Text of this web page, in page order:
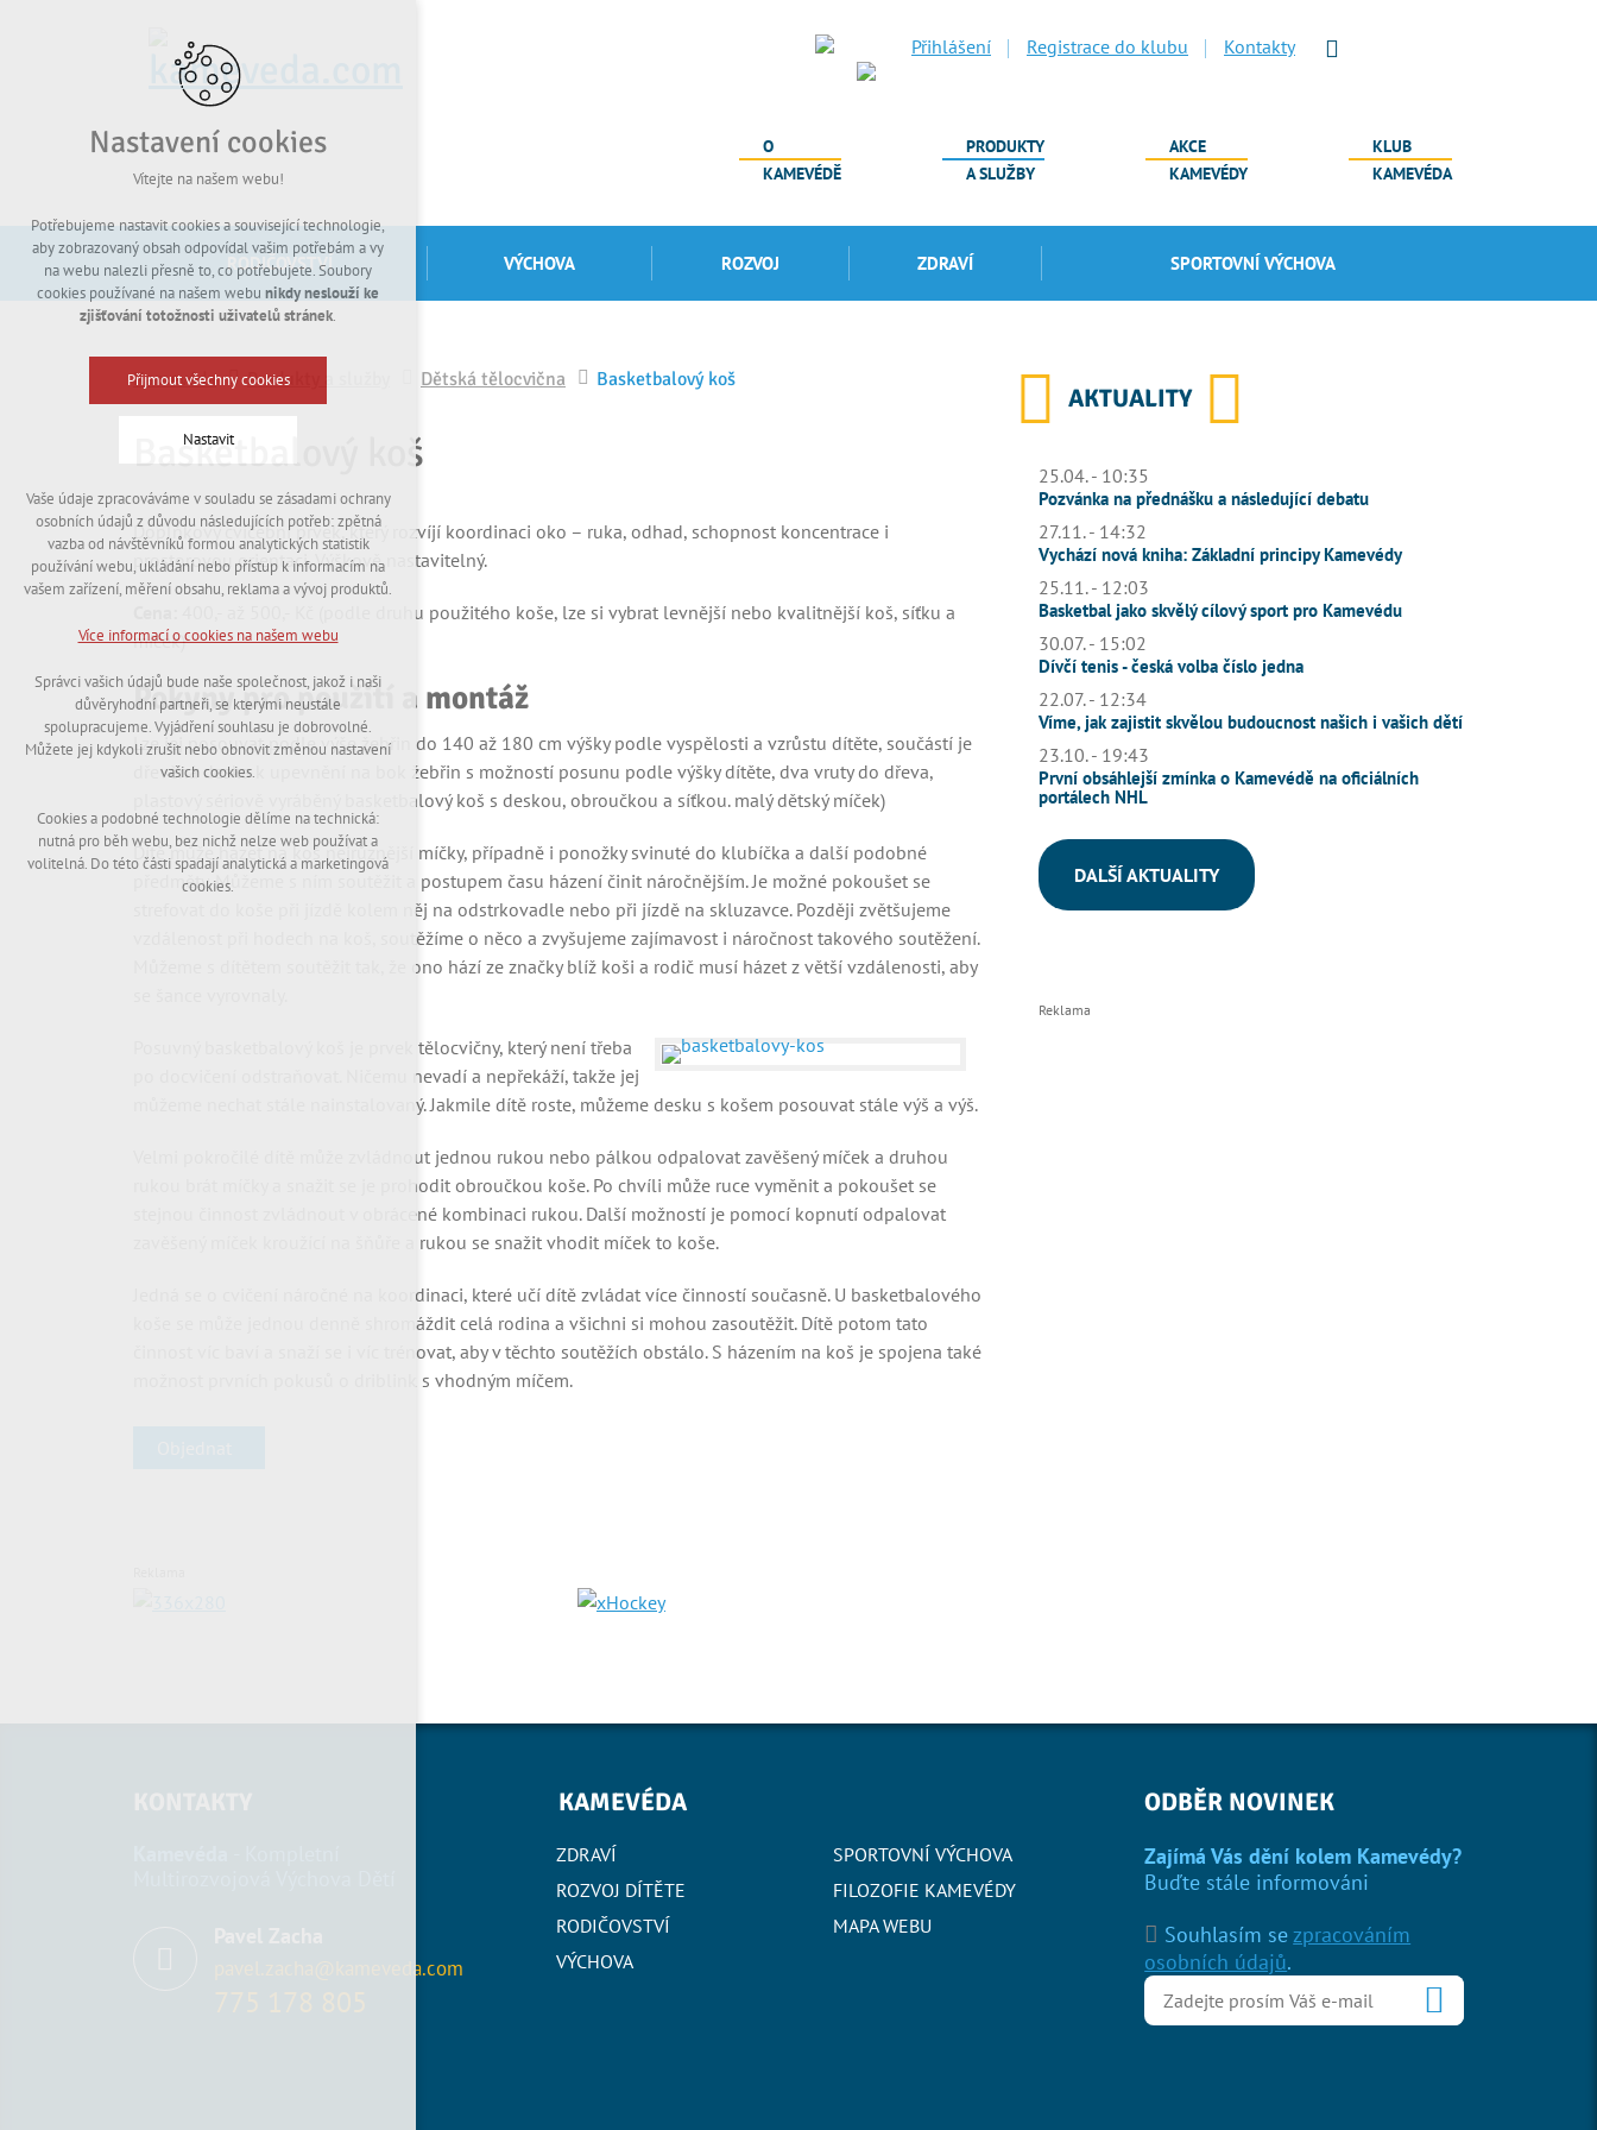
Přihlášení Registrace do klubu Kontakty
O
KAMEVÉDĚ
PRODUKTY
A SLUŽBY
AKCE
KAMEVÉDY
KLUB
KAMEVÉDA
RODIČOVSTVÍ VÝCHOVA ROZVOJ ZDRAVÍ SPORTOVNÍ VÝCHOVA
Kamevéda Produkty a služby Dětská tělocvična Basketbalový koš
Basketbalový koš
Doplňkový cvičební prvek, který rozvíjí koordinaci oko – ruka, odhad, schopnost koncentrace i
prostorovou orientaci. Výškově nastavitelný.
400,- až 500,- Kč (podle druhu použitého koše, lze si vybrat levnější nebo kvalitnější koš, síťku a
míček)
Pokyny pro použití a montáž
Lze jej posouvat podle výše žebřin do 140 až 180 cm výšky podle vyspělosti a vzrůstu dítěte, součástí je
dřevěná deska k upevnění na bok žebřin s možností posunu podle výšky dítěte, dva vruty do dřeva,
plastový sériově vyráběný basketbalový koš s deskou, obroučkou a síťkou. malý dětský míček)
Dítě může házet na koš nejrůznější míčky, případně i ponožky svinuté do klubíčka a další podobné
předměty. Můžeme s ním soutěžit a postupem času házení činit náročnějším. Je možné pokoušet se
strefovat do koše při jízdě kolem něj na odstrkovadle nebo při jízdě na skluzavce. Později zvětšujeme
vzdálenost při hodech na koš, soutěžíme o něco a zvyšujeme zajímavost i náročnost takového soutěžení.
Můžeme s dítětem soutěžit tak, že ono hází ze značky blíž koši a rodič musí házet z větší vzdálenosti, aby
Posuvný basketbalový koš je prvek tělocvičny, který není třeba
po docvičení odstraňovat. Ničemu nevadí a nepřekáží, takže jej
můžeme nechat stále nainstalovaný. Jakmile dítě roste, můžeme desku s košem posouvat stále výš a výš.
Velmi pokročilé dítě může zvládnout jednou rukou nebo pálkou odpalovat zavěšený míček a druhou
rukou brát míčky a snažit se je prohodit obroučkou koše. Po chvíli může ruce vyměnit a pokoušet se
stejnou činnost zvládnout v obrácené kombinaci rukou. Další možností je pomocí kopnutí odpalovat
zavěšený míček kroužící na šňůře a rukou se snažit vhodit míček to koše.
Jedná se o cvičení náročné na koordinaci, které učí dítě zvládat více činností současně. U basketbalového
koše se může jednou denně shromáždit celá rodina a všichni si mohou zasoutěžit. Dítě potom tato
činnost víc baví a snaží se i víc trénovat, aby v těchto soutěžích obstálo. S házením na koš je spojena také
možnost prvních pokusů o driblink s vhodným míčem.
AKTUALITY
25.04. - 10:35
Pozvánka na přednášku a následující debatu
27.11. - 14:32
Vychází nová kniha: Základní principy Kamevédy
25.11. - 12:03
Basketbal jako skvělý cílový sport pro Kamevédu
30.07. - 15:02
Dívčí tenis - česká volba číslo jedna
22.07. - 12:34
Víme, jak zajistit skvělou budoucnost našich i vašich dětí
23.10. - 19:43
První obsáhlejší zmínka o Kamevédě na oficiálních
portálech NHL
DALŠÍ AKTUALITY
Reklama
pavel.zacha@kameveda.com
KAMEVÉDA
ZDRAVÍ
SPORTOVNÍ VÝCHOVA
ROZVOJ DÍTĚTE
FILOZOFIE KAMEVÉDY
RODIČOVSTVÍ
MAPA WEBU
VÝCHOVA
ODBĚR NOVINEK
Zajímá Vás dění kolem Kamevédy?
Buďte stále informováni
Souhlasím sezpracováním
osobních údajů.
Nastavení cookies
Vítejte na našem webu!
Potřebujeme nastavit cookies a související technologie,
aby zobrazovaný obsah odpovídal vašim potřebám a vy
na webu nalezli přesně to, co potřebujete. Soubory
cookies používané na našem webu nikdy neslouží ke
zjišťování totožnosti uživatelů stránek.
Přijmout všechny cookies
Nastavit
Technická cookies
nutná pro provozování webu
udržení kontextu stránek (session): případná
přihlášení, volby jazyka, apod.
Volitelná cookies
analytická pro anonymizované vyhodnocení
návštěvnosti
marketingová cookies (Google,Hotjar)
Více informací o cookies na našem webu
Přijmout všechny cookies
Odmítnout vše
Vaše údaje zpracováváme v souladu se zásadami ochrany
osobních údajů z důvodu následujících potřeb: zpětná
vazba od návštěvníků formou analytických statistik
používání webu, ukládání nebo přístup k informacím na
vašem zařízení, měření obsahu, reklama a vývoj produktů.
Více informací o cookies na našem webu
Správci vašich údajů bude naše společnost, jakož i naši
důvěryhodní partneři, se kterými neustále
spolupracujeme. Vyjádření souhlasu je dobrovolné.
Můžete jej kdykoli zrušit nebo obnovit změnou nastavení
vašich cookies.
Cookies a podobné technologie dělíme na technická:
nutná pro běh webu, bez nichž nelze web používat a
volitelná. Do této části spadají analytická a marketingová
cookies.